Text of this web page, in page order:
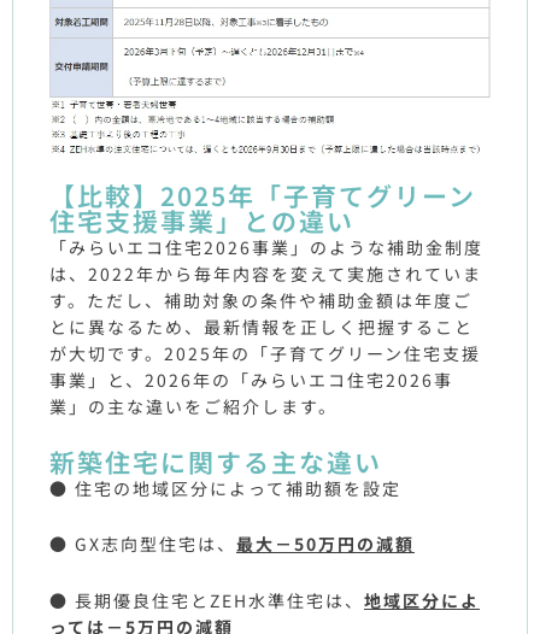
【比較】2025年「子育てグリーン
住宅支援事業」との違い
「みらいエコ住宅2026事業」のような補助金制度
は、2022年から毎年内容を変えて実施されていま
す。ただし、補助対象の条件や補助金額は年度ご
とに異なるため、最新情報を正しく把握すること
が大切です。2025年の「子育てグリーン住宅支援
事業」と、2026年の「みらいエコ住宅2026事
業」の主な違いをご紹介します。
新築住宅に関する主な違い
● 住宅の地域区分によって補助額を設定
● GX志向型住宅は、 最大－50万円の減額
● 長期優良住宅とZEH水準住宅は、 地域区分によ
っては－5万円の減額